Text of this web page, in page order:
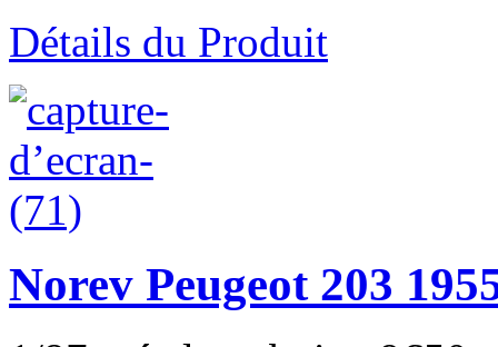
Détails du Produit
Norev Peugeot 203